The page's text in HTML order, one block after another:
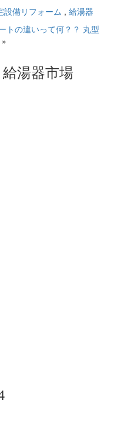
設備リフォーム , 給湯器
トの違いって何？？ 丸型
»
湯器市場